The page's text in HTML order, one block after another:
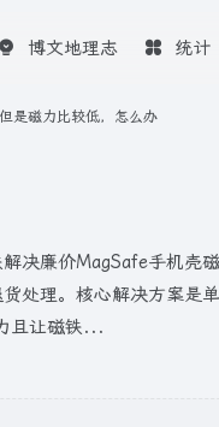
博文地理志 统计
是磁力比较低，怎么办
决廉价MagSafe手机壳
处理。核心解决方案
且让磁铁...